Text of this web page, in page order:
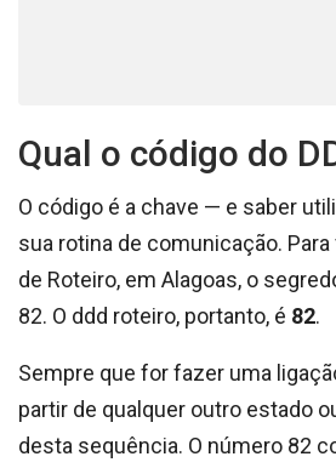
Qual o código do
O código é a chave — e saber
sua rotina de comunicação.
de Roteiro, em Alagoas, o
82. O ddd roteiro, portanto, é 82.
Sempre que for fazer uma
partir de qualquer outro estado
desta sequência. O número 82